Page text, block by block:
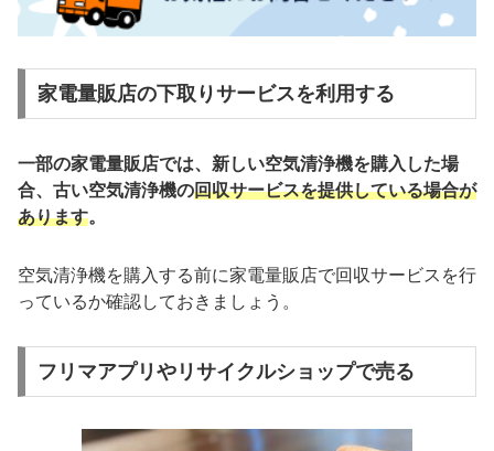
家電量販店の下取りサービスを利用する
一部の家電量販店では、新しい空気清浄機を購入した場
合、古い空気清浄機の回収サービスを提供している場合が
あります。
空気清浄機を購入する前に家電量販店で回収サービスを行
っているか確認しておきましょう。
フリマアプリやリサイクルショップで売る